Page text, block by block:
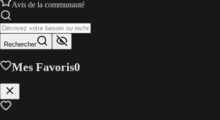
Avis de la communauté
Rechercher
Mes Favoris0